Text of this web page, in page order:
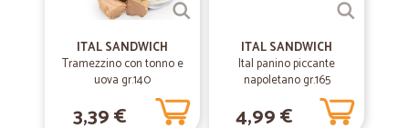
—Giorgi A.
Veloci
ITAL SANDWICH
Tramezzino con tonno e
uova gr.140
3,39 €
ITAL SANDWICH
Ital panino piccante
napoletano gr.165
4,99 €